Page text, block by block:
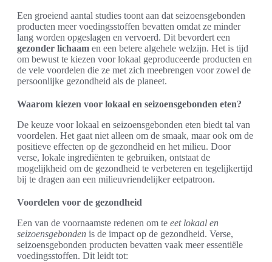
Een groeiend aantal studies toont aan dat seizoensgebonden
producten meer voedingsstoffen bevatten omdat ze minder
lang worden opgeslagen en vervoerd. Dit bevordert een
gezonder lichaam en een betere algehele welzijn. Het is tijd
om bewust te kiezen voor lokaal geproduceerde producten en
de vele voordelen die ze met zich meebrengen voor zowel de
persoonlijke gezondheid als de planeet.
Waarom kiezen voor lokaal en seizoensgebonden eten?
De keuze voor lokaal en seizoensgebonden eten biedt tal van
voordelen. Het gaat niet alleen om de smaak, maar ook om de
positieve effecten op de gezondheid en het milieu. Door
verse, lokale ingrediënten te gebruiken, ontstaat de
mogelijkheid om de gezondheid te verbeteren en tegelijkertijd
bij te dragen aan een milieuvriendelijker eetpatroon.
Voordelen voor de gezondheid
Een van de voornaamste redenen om te eet lokaal en
seizoensgebonden is de impact op de gezondheid. Verse,
seizoensgebonden producten bevatten vaak meer essentiële
voedingsstoffen. Dit leidt tot: